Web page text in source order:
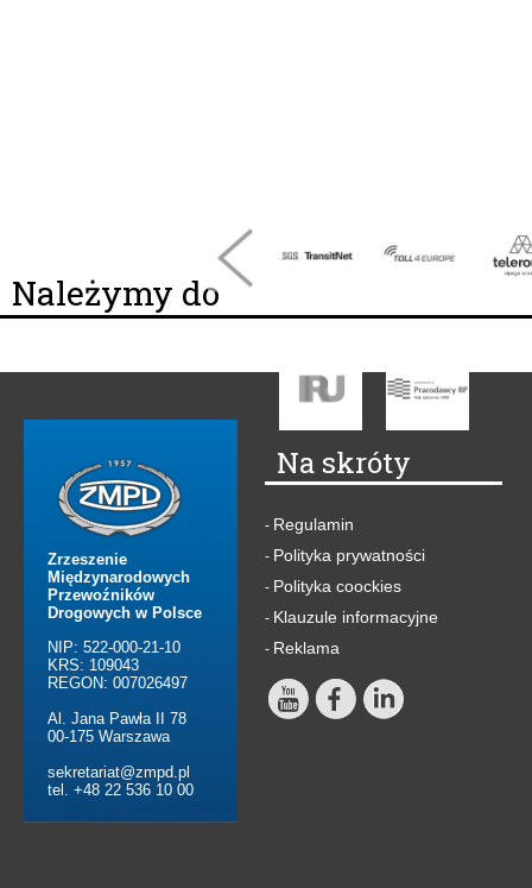
Należymy do
Zrzeszenie
Międzynarodowych
Przewoźników
Drogowych w Polsce
NIP: 522-000-21-10
KRS: 109043
REGON: 007026497
Al. Jana Pawła II 78
00-175 Warszawa
sekretariat@zmpd.pl
tel. +48 22 536 10 00
Na skróty
- Regulamin
- Polityka prywatności
- Polityka coockies
- Klauzule informacyjne
- Reklama